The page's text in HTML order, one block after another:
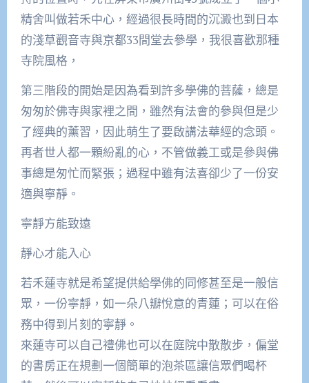
精舍叫做若禾中心，經過很長時間的沉澱也到日本
的淺草觀音寺與京都33間堂去參學，我很喜歡那種
寺院風格，
第三階段的開始是因為看到許多學佛的菩薩，總是
匆匆於佛寺與家裡之間，雖然有法會的參與但是少
了經典的薰習，因此萌生了要啟講法華經的念頭。
再者世人都一顆紛亂的心，不管做義工或是參與佛
事總是匆忙而緊張；過程中雖有法喜卻少了一份安
適與寧靜。
寧靜方能致遠
靜心才能入心
若禾蓮寺就是希望提供給學佛的同修甚至是一般信
眾，一份寧靜，如一朵八瓣悅意的青蓮；可以在俗
務中得到片刻的寧靜。
來蓮寺可以自己禮佛也可以在庭院中散散步，偏堂
的書房正在規劃一個簡單的泡茶區讓信眾們喝杯